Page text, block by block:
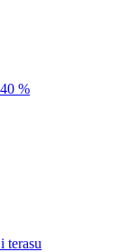
%
terasu